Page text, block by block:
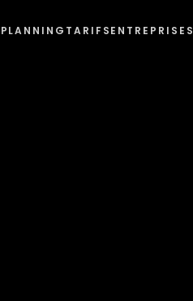
PLANNING TARIFSENTREPRISES